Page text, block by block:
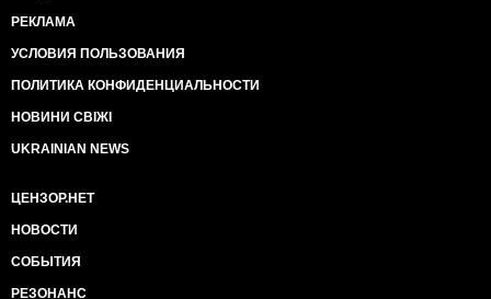
РЕКЛАМА
УСЛОВИЯ ПОЛЬЗОВАНИЯ
ПОЛИТИКА КОНФИДЕНЦИАЛЬНОСТИ
НОВИНИ СВІЖІ
UKRAINIAN NEWS
ЦЕНЗОР.НЕТ
НОВОСТИ
СОБЫТИЯ
РЕЗОНАНС